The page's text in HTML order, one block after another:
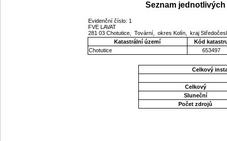
Seznam
Evidenční číslo: 1
FVE LAVAT
281 03 Chotutice, Tovární, okres Kolín, kraj
Katastrální území
Kód
Chotutice
653497
Celkový
Celkový
Sluneční
Počet zdrojů